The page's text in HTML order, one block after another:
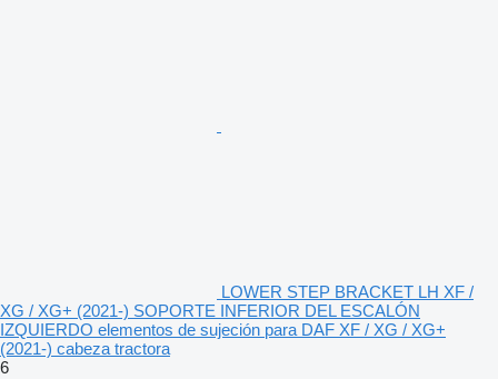
LOWER STEP BRACKET LH XF /
XG / XG+ (2021-) SOPORTE INFERIOR DEL ESCALÓN
IZQUIERDO elementos de sujeción para DAF XF / XG / XG+
(2021-) cabeza tractora
6